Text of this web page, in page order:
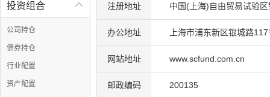

投资组合
公司持仓
债券持仓
行业配置
资产配置
注册地址 中国(上海)自由贸易试验
办公地址 上海市浦东新区银城路
网站地址 www.scfund.com.cn
邮政编码 200135